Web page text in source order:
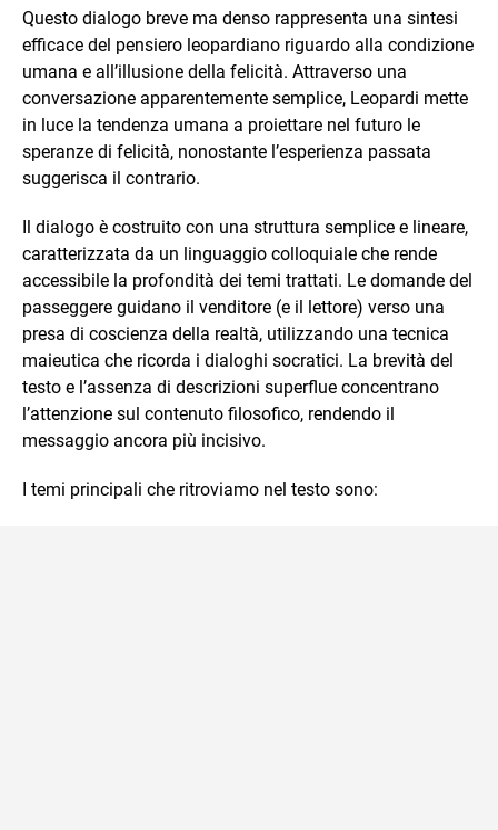
Questo dialogo breve ma denso rappresenta una sintesi
efficace del pensiero leopardiano riguardo alla condizione
umana e all’illusione della felicità. Attraverso una
conversazione apparentemente semplice, Leopardi mette
in luce la tendenza umana a proiettare nel futuro le
speranze di felicità, nonostante l’esperienza passata
suggerisca il contrario.
Il dialogo è costruito con una struttura semplice e lineare,
caratterizzata da un linguaggio colloquiale che rende
accessibile la profondità dei temi trattati. Le domande del
passeggere guidano il venditore (e il lettore) verso una
presa di coscienza della realtà, utilizzando una tecnica
maieutica che ricorda i dialoghi socratici. La brevità del
testo e l’assenza di descrizioni superflue concentrano
l’attenzione sul contenuto filosofico, rendendo il
messaggio ancora più incisivo.
I temi principali che ritroviamo nel testo sono: